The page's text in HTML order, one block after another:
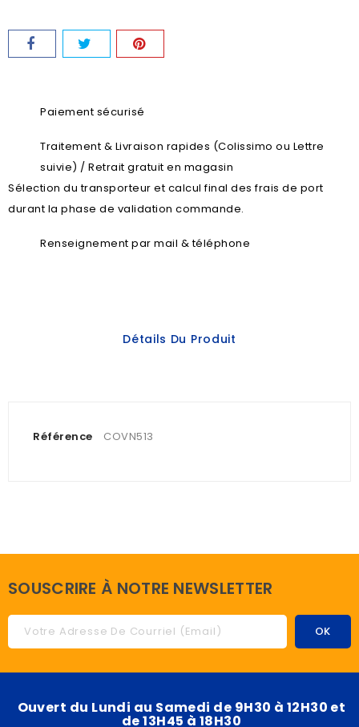
Paiement sécurisé
Traitement & Livraison rapides (Colissimo ou Lettre
suivie) / Retrait gratuit en magasin
Sélection du transporteur et calcul final des frais de port
durant la phase de validation commande.
Renseignement par mail & téléphone
Détails Du Produit
Référence COVN513
SOUSCRIRE À NOTRE NEWSLETTER
Ouvert du Lundi au Samedi de 9H30 à 12H30 et
de 13H45 à 18H30